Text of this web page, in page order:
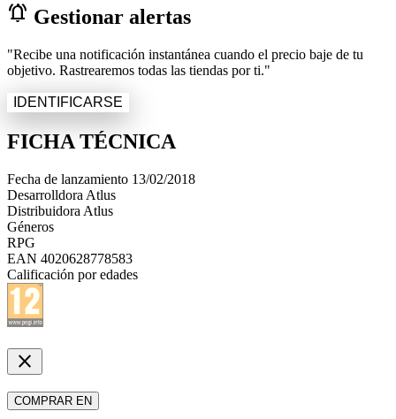
notifications_active Gestionar alertas
"Recibe una notificación instantánea cuando el precio baje de tu
objetivo. Rastrearemos todas las tiendas por ti."
IDENTIFICARSE
FICHA TÉCNICA
Fecha de lanzamiento 13/02/2018
Desarrolldora Atlus
Distribuidora Atlus
Géneros
RPG
EAN 4020628778583
Calificación por edades
close
COMPRAR EN